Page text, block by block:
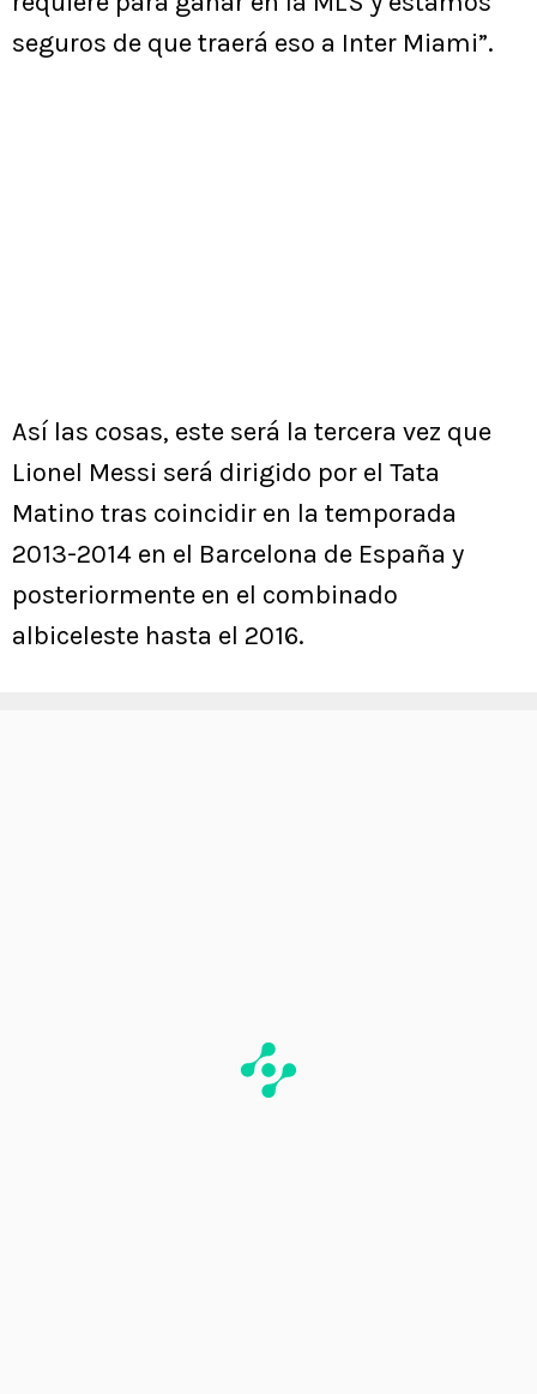
seguros de que traerá eso a Inter Miami”.
Así las cosas, este será la tercera vez que
Lionel Messi será dirigido por el Tata
Matino tras coincidir en la temporada
2013-2014 en el Barcelona de España y
posteriormente en el combinado
albiceleste hasta el 2016.